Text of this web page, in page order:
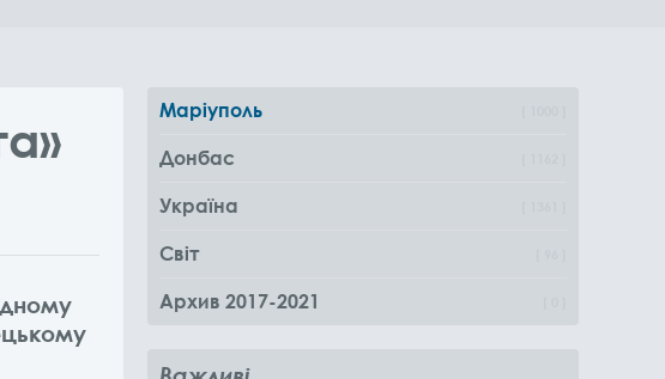
Маріуполь
Донбас
Україна
Світ
Архив 2017-2021